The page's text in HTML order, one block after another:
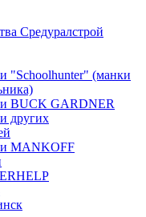
Средуралстрой
"Schoolhunter" (манки
BUCK GARDNER
других
MANKOFF